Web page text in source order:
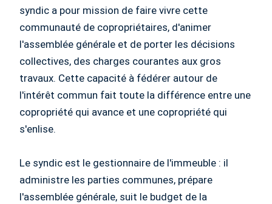
syndic a pour mission de faire vivre cette
communauté de copropriétaires, d'animer
l'assemblée générale et de porter les décisions
collectives, des charges courantes aux gros
travaux. Cette capacité à fédérer autour de
l'intérêt commun fait toute la différence entre une
copropriété qui avance et une copropriété qui
s'enlise.
Le syndic est le gestionnaire de l'immeuble : il
administre les parties communes, prépare
l'assemblée générale, suit le budget de la